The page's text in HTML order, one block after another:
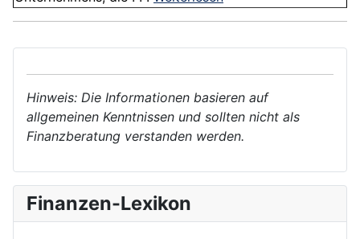
Hinweis: Die Informationen basieren auf
allgemeinen Kenntnissen und sollten nicht als
Finanzberatung verstanden werden.
Finanzen-Lexikon